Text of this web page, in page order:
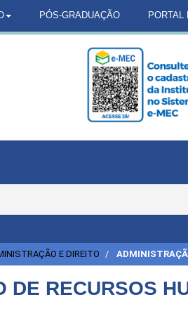
PÓS-GRADUAÇÃO PORTAL
E DIREITO
DE RECURSOS